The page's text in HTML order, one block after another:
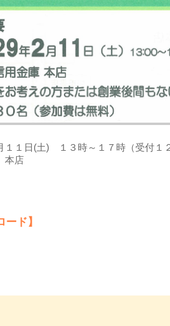
１１日(土) １３時～１７時（受付１
本店
ード】